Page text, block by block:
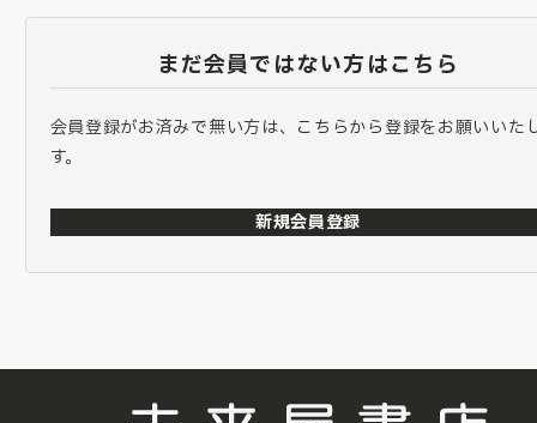
まだ会員ではない方はこちら
会員登録がお済みで無い方は、こちらから登録をお願いいた
す。
新規会員登録